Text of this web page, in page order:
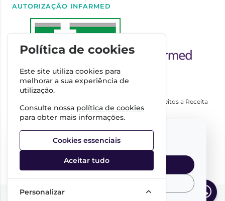
Select your language:
English
AUTORIZAÇÃO INFARMED
Autorizado a Disponibilizar Medicamentos Não Sujeitos a Receita
Médica através da Internet pelo Infarmed. I.P.
Dra. Cátia Costa
FARMÁCIA IMPERIAL, Complexo Farmacêutico da Guerra
509342485
Política de cookies
Este site utiliza cookies para
melhorar a sua experiência de
utilização.
Consulte nossa política de cookies
para obter mais informações.
Cookies essenciais
Aceitar tudo
Personalizar